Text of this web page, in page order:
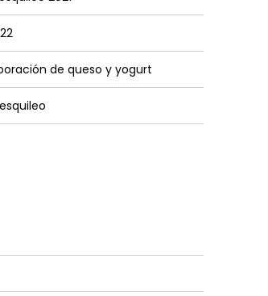
de queso y yogurt